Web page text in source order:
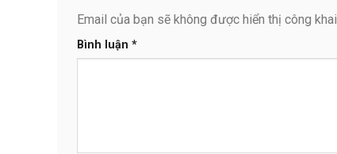
Email của bạn sẽ không được hiển thị công khai.
Bình luận *